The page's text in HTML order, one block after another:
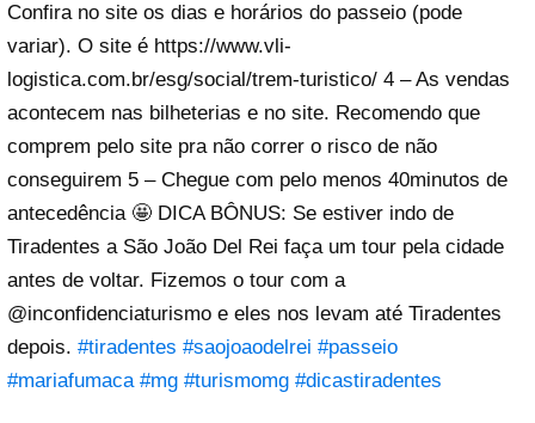
Confira no site os dias e horários do passeio (pode
variar). O site é https://www.vli-
logistica.com.br/esg/social/trem-turistico/ 4 – As vendas
acontecem nas bilheterias e no site. Recomendo que
comprem pelo site pra não correr o risco de não
conseguirem 5 – Chegue com pelo menos 40minutos de
antecedência 🤩 DICA BÔNUS: Se estiver indo de
Tiradentes a São João Del Rei faça um tour pela cidade
antes de voltar. Fizemos o tour com a
@inconfidenciaturismo e eles nos levam até Tiradentes
depois. #tiradentes #saojoaodelrei #passeio
#mariafumaca #mg #turismomg #dicastiradentes